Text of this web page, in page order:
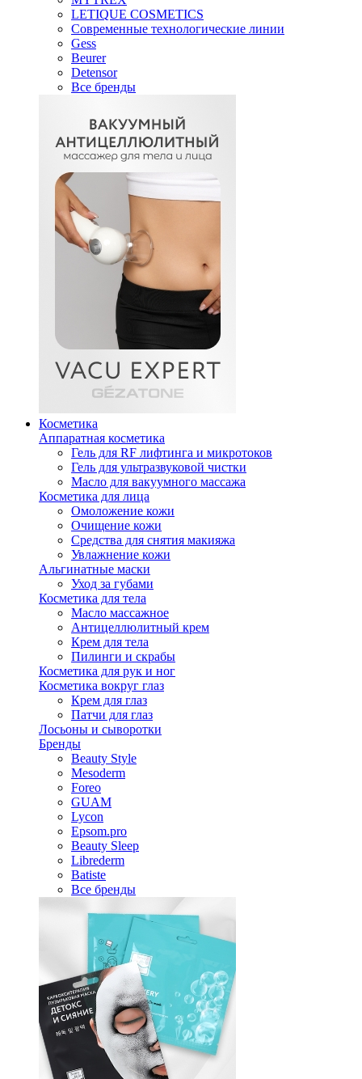
LETIQUE COSMETICS
Современные технологические линии
Gess
Beurer
Detensor
Все бренды
Косметика
Аппаратная косметика
Гель для RF лифтинга и микротоков
Гель для ультразвуковой чистки
Масло для вакуумного массажа
Косметика для лица
Омоложение кожи
Очищение кожи
Средства для снятия макияжа
Увлажнение кожи
Альгинатные маски
Уход за губами
Косметика для тела
Масло массажное
Антицеллюлитный крем
Крем для тела
Пилинги и скрабы
Косметика для рук и ног
Косметика вокруг глаз
Крем для глаз
Патчи для глаз
Лосьоны и сыворотки
Бренды
Beauty Style
Mesoderm
Foreo
GUAM
Lycon
Epsom.pro
Beauty Sleep
Librederm
Batiste
Все бренды